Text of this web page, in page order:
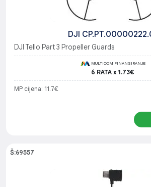
DJI
DJI Tello Part 3 Propeller Guards
MULTICOM FINANSIRANJE
6 RATA x 1.73€
MP cijena: 11.7€
Š:69557